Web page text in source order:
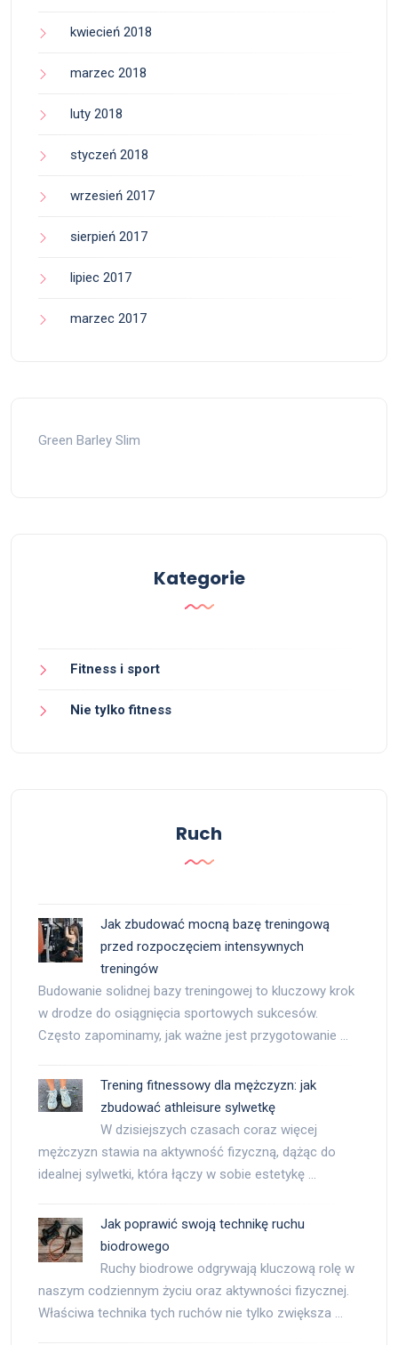
kwiecień 2018
marzec 2018
luty 2018
styczeń 2018
wrzesień 2017
sierpień 2017
lipiec 2017
marzec 2017
Green Barley Slim
Kategorie
Fitness i sport
Nie tylko fitness
Ruch
Jak zbudować mocną bazę treningową
przed rozpoczęciem intensywnych
treningów
Budowanie solidnej bazy treningowej to kluczowy krok
w drodze do osiągnięcia sportowych sukcesów.
Często zapominamy, jak ważne jest przygotowanie …
Trening fitnessowy dla mężczyzn: jak
zbudować athleisure sylwetkę
W dzisiejszych czasach coraz więcej
mężczyzn stawia na aktywność fizyczną, dążąc do
idealnej sylwetki, która łączy w sobie estetykę …
Jak poprawić swoją technikę ruchu
biodrowego
Ruchy biodrowe odgrywają kluczową rolę w
naszym codziennym życiu oraz aktywności fizycznej.
Właściwa technika tych ruchów nie tylko zwiększa …